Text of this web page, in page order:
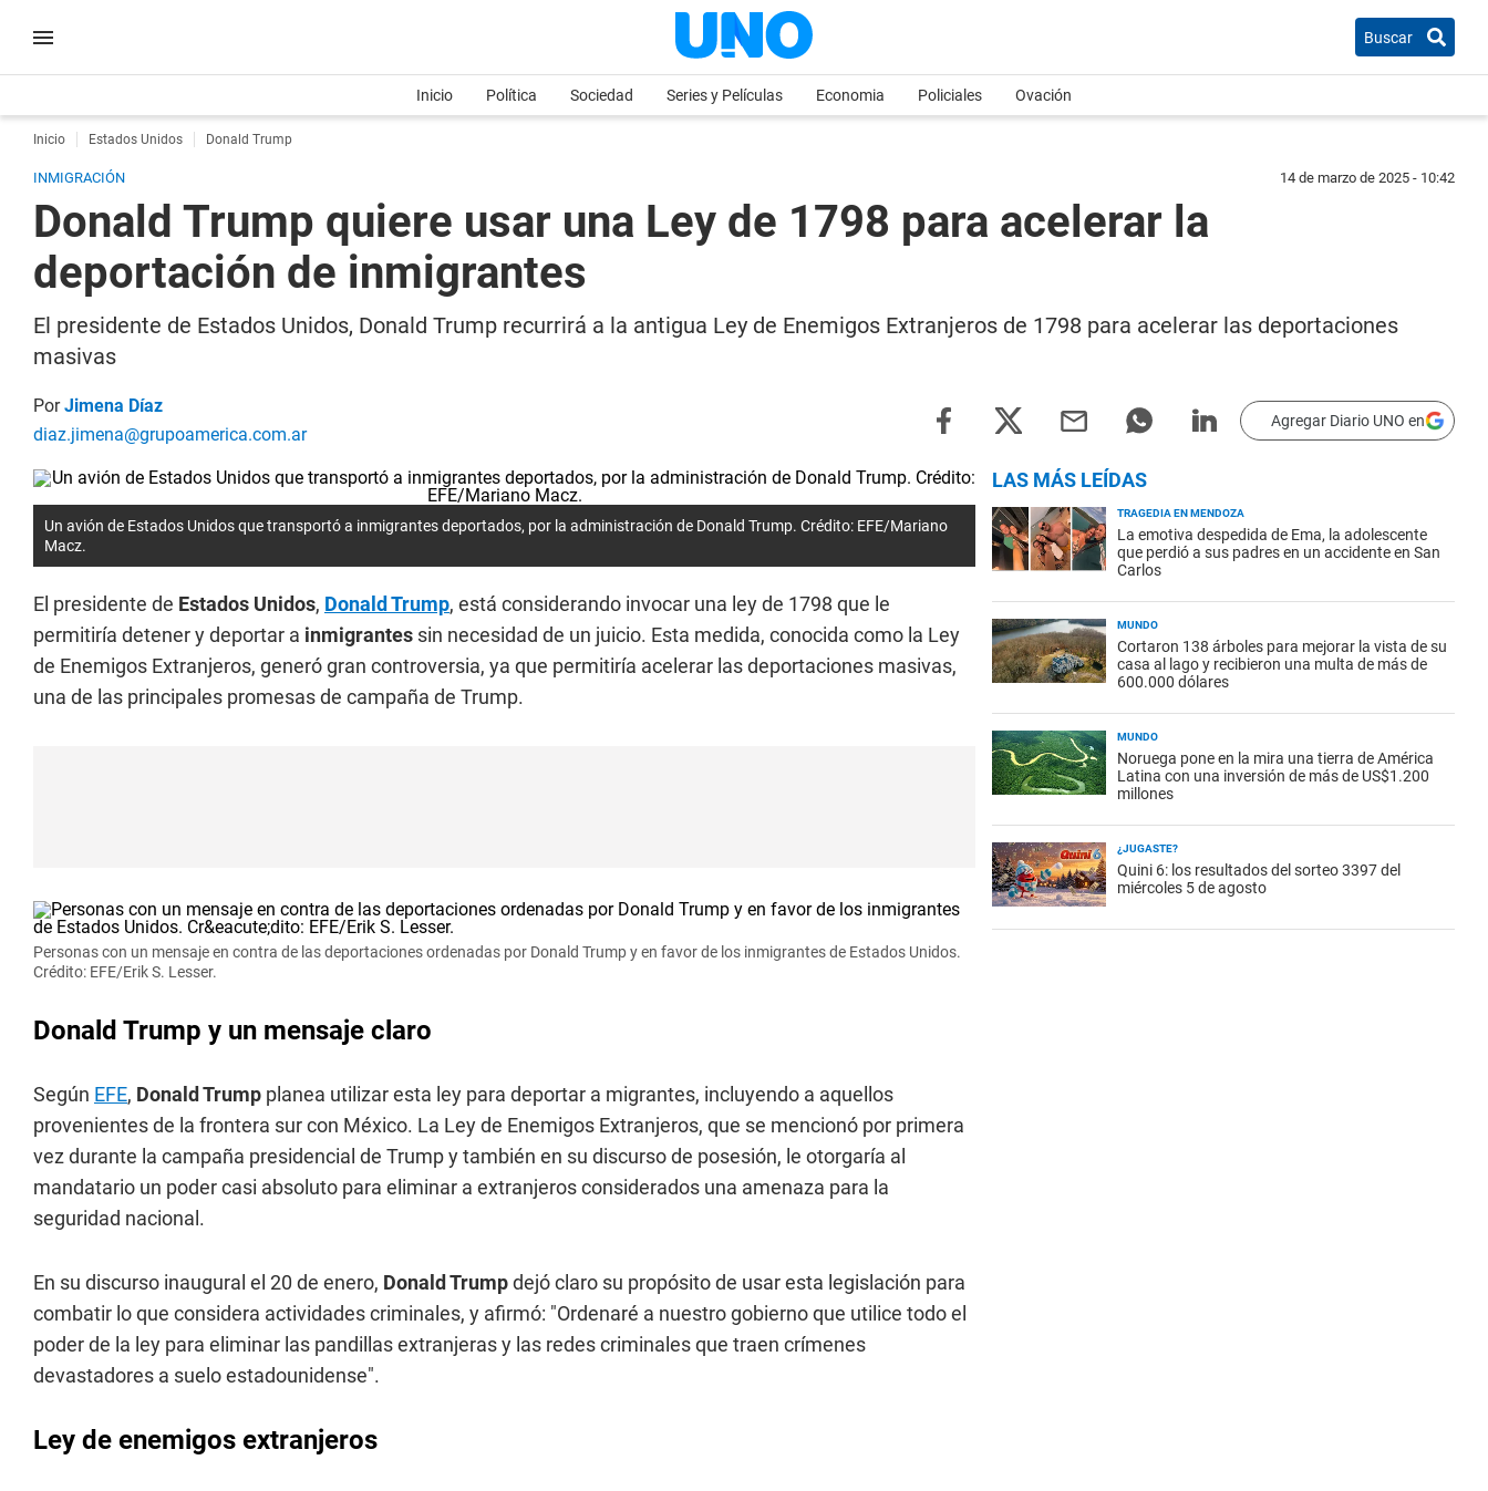
Buscar
Inicio Política Sociedad Series y Películas Economia Policiales Ovación
Inicio Estados Unidos Donald Trump
INMIGRACIÓN 14 de marzo de 2025 - 10:42
Donald Trump quiere usar una Ley de 1798 para acelerar la
deportación de inmigrantes
El presidente de Estados Unidos, Donald Trump recurrirá a la antigua Ley de Enemigos Extranjeros de 1798 para acelerar las deportaciones
masivas
PorJimena Díaz
diaz.jimena@grupoamerica.com.ar
Agregar Diario UNO en
Un avión de Estados Unidos que transportó a inmigrantes deportados, por la administración de Donald Trump. Crédito: EFE/Mariano
Macz.
El presidente de Estados Unidos, Donald Trump, está considerando invocar una ley de 1798 que le
permitiría detener y deportar a inmigrantes sin necesidad de un juicio. Esta medida, conocida como la Ley
de Enemigos Extranjeros, generó gran controversia, ya que permitiría acelerar las deportaciones masivas,
una de las principales promesas de campaña de Trump.
Personas con un mensaje en contra de las deportaciones ordenadas por Donald Trump y en favor de los inmigrantes de Estados Unidos.
Crédito: EFE/Erik S. Lesser.
Donald Trump y un mensaje claro
Según EFE, Donald Trump planea utilizar esta ley para deportar a migrantes, incluyendo a aquellos
provenientes de la frontera sur con México. La Ley de Enemigos Extranjeros, que se mencionó por primera
vez durante la campaña presidencial de Trump y también en su discurso de posesión, le otorgaría al
mandatario un poder casi absoluto para eliminar a extranjeros considerados una amenaza para la
seguridad nacional.
En su discurso inaugural el 20 de enero, Donald Trumpdejó claro su propósito de usar esta legislación para
combatir lo que considera actividades criminales, y afirmó: "Ordenaré a nuestro gobierno que utilice todo el
poder de la ley para eliminar las pandillas extranjeras y las redes criminales que traen crímenes
devastadores a suelo estadounidense".
Ley de enemigos extranjeros
LAS MÁS LEÍDAS
TRAGEDIA EN MENDOZA
La emotiva despedida de Ema, la adolescente
que perdió a sus padres en un accidente en San
Carlos
MUNDO
Cortaron 138 árboles para mejorar la vista de su
casa al lago y recibieron una multa de más de
600.000 dólares
MUNDO
Noruega pone en la mira una tierra de América
Latina con una inversión de más de US$1.200
millones
¿JUGASTE?
Quini 6: los resultados del sorteo 3397 del
miércoles 5 de agosto